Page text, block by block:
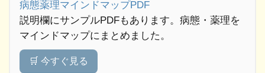
病態薬理マインドマップPDF
説明欄にサンプルPDFもあります。病態・薬理を
マインドマップにまとめました。
🛒 今すぐ見る